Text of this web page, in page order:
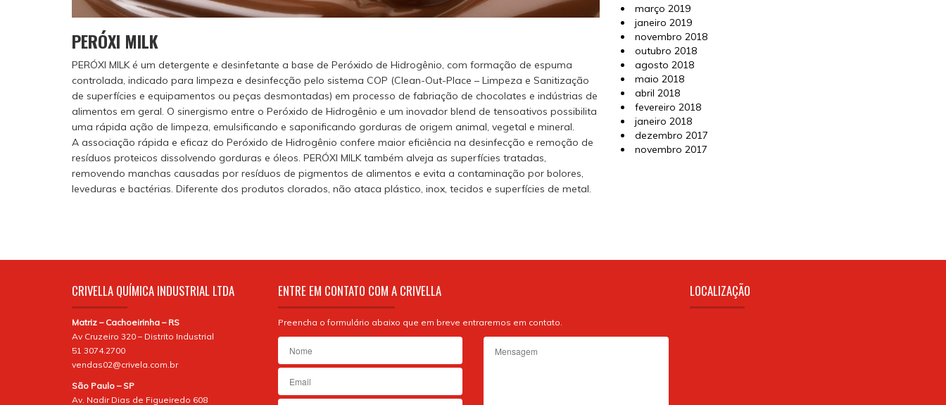
PERÓXI MILK
PERÓXI MILK é um detergente e desinfetante a base de Peróxido de Hidrogênio, com formação de espuma
controlada, indicado para limpeza e desinfecção pelo sistema COP (Clean-Out-Place – Limpeza e Sanitização
de superfícies e equipamentos ou peças desmontadas) em processo de fabriação de chocolates e indústrias de
alimentos em geral. O sinergismo entre o Peróxido de Hidrogênio e um inovador blend de tensoativos possibilita
uma rápida ação de limpeza, emulsificando e saponificando gorduras de origem animal, vegetal e mineral.
A associação rápida e eficaz do Peróxido de Hidrogênio confere maior eficiência na desinfecção e remoção de
resíduos proteicos dissolvendo gorduras e óleos. PERÓXI MILK também alveja as superfícies tratadas,
removendo manchas causadas por resíduos de pigmentos de alimentos e evita a contaminação por bolores,
leveduras e bactérias. Diferente dos produtos clorados, não ataca plástico, inox, tecidos e superfícies de metal.
março 2019
janeiro 2019
novembro 2018
outubro 2018
agosto 2018
maio 2018
abril 2018
fevereiro 2018
janeiro 2018
dezembro 2017
novembro 2017
CRIVELLA QUÍMICA INDUSTRIAL LTDA
Matriz – Cachoeirinha – RS
Av Cruzeiro 320 – Distrito Industrial
51 3074.2700
vendas02@crivela.com.br
São Paulo – SP
Av. Nadir Dias de Figueiredo 608
ENTRE EM CONTATO COM A CRIVELLA
Preencha o formulário abaixo que em breve entraremos em contato.
LOCALIZAÇÃO